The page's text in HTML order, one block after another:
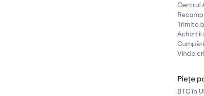
Centrul
Trimite
Achiziții
Vinde
Piețe
BTC în